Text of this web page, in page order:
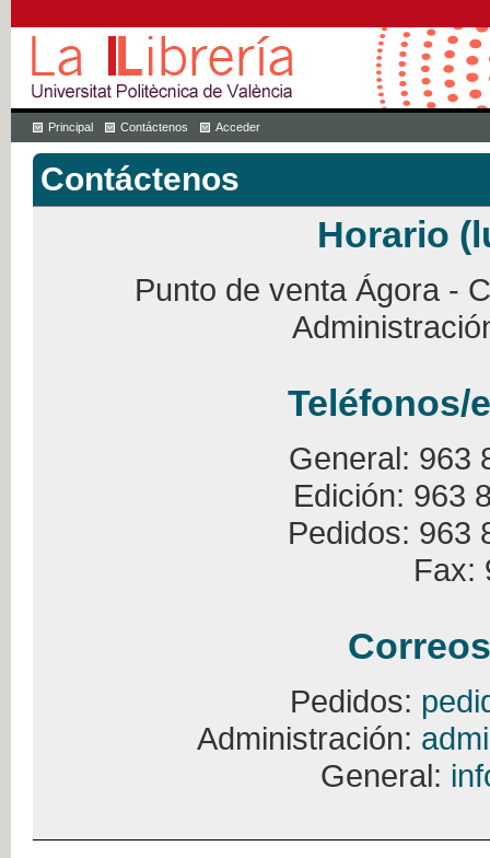
Principal Contáctenos Acceder
Contáctenos
Horario
Punto de venta Ágora -
Teléfonos/
General: 963
Edición: 963
Pedidos: 963
Fax:
Pedidos:
Administración:
General: